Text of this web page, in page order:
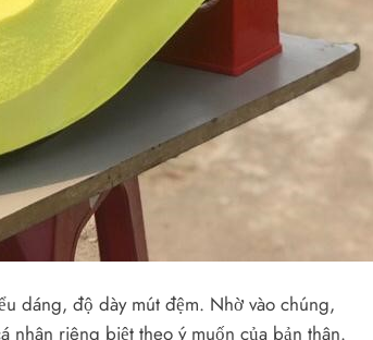
dáng, độ dày mút đệm. Nhờ vào chúng,
nhân riêng biệt theo ý muốn của bản thân.